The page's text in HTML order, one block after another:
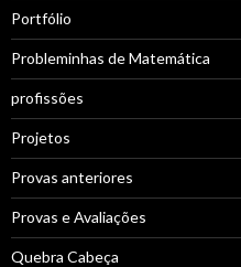
Portfólio
Probleminhas de Matemática
profissões
Projetos
Provas anteriores
Provas e Avaliações
Quebra Cabeça